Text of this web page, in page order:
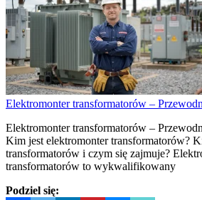
Elektromonter transformatorów –
Elektromonter transformatorów –
Kim jest elektromonter transformatorów?
transformatorów i czym się zajmuje?
transformatorów to wykwalifikowany
Podziel się: